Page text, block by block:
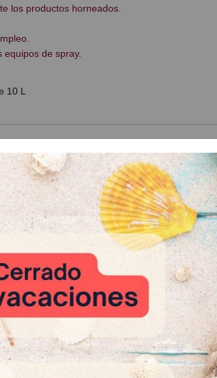
los productos horneados.
equipos de spray.
10 L
Pasas Sultanas 5kg
A Consultar
Rex
A